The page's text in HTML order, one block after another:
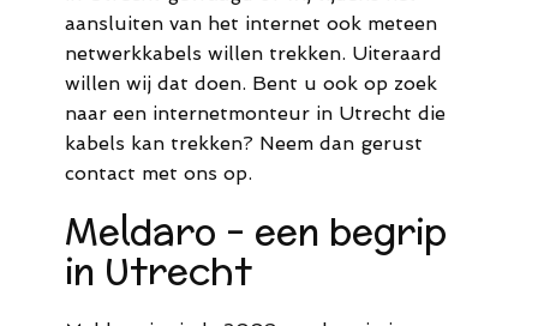
aansluiten van het internet ook meteen
netwerkkabels willen trekken. Uiteraard
willen wij dat doen. Bent u ook op zoek
naar een internetmonteur in Utrecht die
kabels kan trekken? Neem dan gerust
contact met ons op.
Meldaro - een begrip
in Utrecht